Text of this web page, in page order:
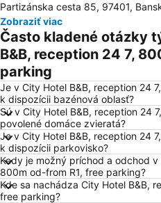
Štadión SNP Štiavničky
Ski Králiky
Železničná stanica Banská Bystrica
Salamandra Resort
Tále
železničná stanica Liptovský Mikuláš
Ski Park Ružomberok
Zvolenský zámok
Kremnička
Tajov
Partizánska cesta 85, 97401,
Zobraziť viac
Často kladené otázky
B&B, reception 24 7,
parking
Je v City Hotel B&B, reception 24
k dispozícii bazénová oblasť?
Sú v City Hotel B&B, reception 24
povolené domáce zvieratá?
Je v City Hotel B&B, reception 24
k dispozícii parkovisko?
Kedy je možný príchod a odchod
800m od-from R1, free parking?
Kde sa nachádza City Hotel B&B,
free parking?